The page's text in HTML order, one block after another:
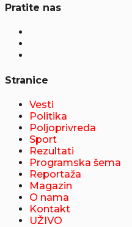
Pratite nas
Stranice
Vesti
Politika
Poljoprivreda
Sport
Rezultati
Programska šema
Reportaža
Magazin
O nama
Kontakt
UŽIVO